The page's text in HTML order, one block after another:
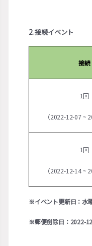
2. 接続イベント
接続
1回
（2022-12-07 ~
1回
（2022-12-14 ~
※イベント更新日：水
※郵便削除日：2022-